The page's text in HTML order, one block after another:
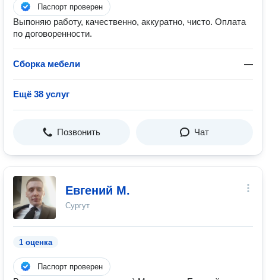
Паспорт проверен
Выпоняю работу, качественно, аккуратно, чисто. Оплата
по договоренности.
Сборка мебели —
Ещё 38 услуг
Позвонить Чат
Евгений М.
Сургут
1 оценка
Паспорт проверен